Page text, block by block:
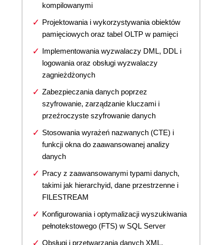
kompilowanymi
Projektowania i wykorzystywania obiektów
pamięciowych oraz tabel OLTP w pamięci
Implementowania wyzwalaczy DML, DDL i
logowania oraz obsługi wyzwalaczy
zagnieżdżonych
Zabezpieczania danych poprzez
szyfrowanie, zarządzanie kluczami i
przeźroczyste szyfrowanie danych
Stosowania wyrażeń nazwanych (CTE) i
funkcji okna do zaawansowanej analizy
danych
Pracy z zaawansowanymi typami danych,
takimi jak hierarchyid, dane przestrzenne i
FILESTREAM
Konfigurowania i optymalizacji wyszukiwania
pełnotekstowego (FTS) w SQL Server
Obsługi i przetwarzania danych XML,